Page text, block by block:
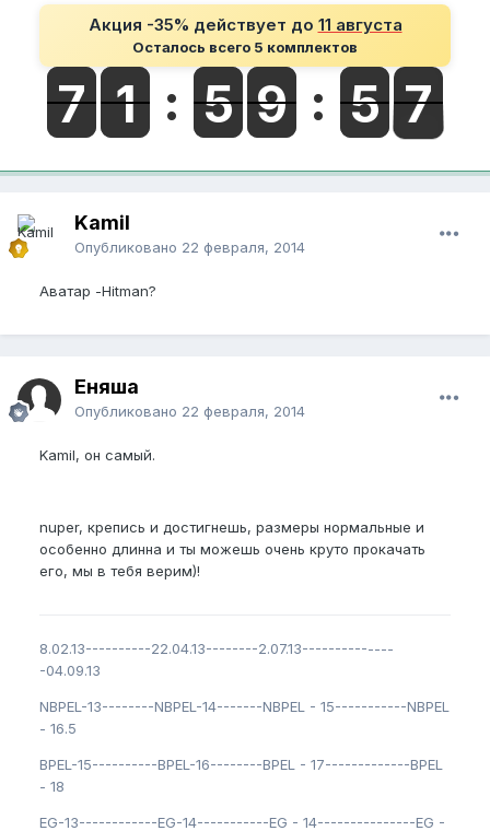
Акция -35% действует до 11 августа
Осталось всего 5 комплектов
Kamil
Опубликовано 22 февраля, 2014
Аватар -Hitman?
Еняша
Опубликовано 22 февраля, 2014
Kamil, он самый.
nuper, крепись и достигнешь, размеры нормальные и
особенно длинна и ты можешь очень круто прокачать
его, мы в тебя верим)!
8.02.13----------22.04.13--------2.07.13--------------
-04.09.13
NBPEL-13--------NBPEL-14-------NBPEL - 15-----------NBPEL
- 16.5
BPEL-15----------BPEL-16--------BPEL - 17-------------BPEL
- 18
EG-13------------EG-14-----------EG - 14---------------EG -